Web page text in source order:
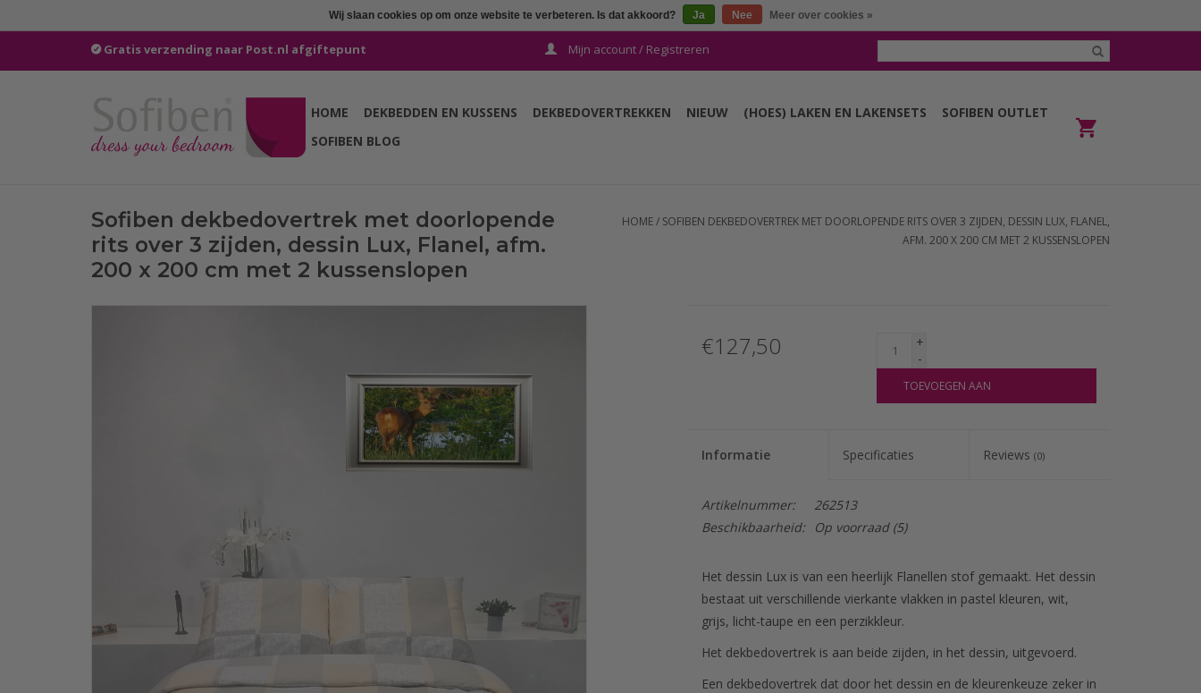
Gratis verzending naar Post.nl afgiftepunt Mijn account / Registreren
HOME DEKBEDDEN EN KUSSENS DEKBEDOVERTREKKEN NIEUW (HOES) LAKEN EN LAKENSETS
SOFIBEN OUTLET
SOFIBEN BLOG
Sofiben dekbedovertrek met doorlopende
rits over 3 zijden, dessin Lux, Flanel, afm.
200 x 200 cm met 2 kussenslopen
HOME/ SOFIBEN DEKBEDOVERTREK MET DOORLOPENDE RITS OVER 3 ZIJDEN, DESSIN LUX, FLANEL,
AFM. 200 X 200 CM MET 2 KUSSENSLOPEN
€127,50
+
-
TOEVOEGEN AAN
Informatie Specificaties Reviews(0)
Artikelnummer:
262513
Beschikbaarheid:
Op voorraad(5)
Het dessin Lux is van een heerlijk Flanellen stof gemaakt. Het dessin
bestaat uit verschillende vierkante vlakken in pastel kleuren, wit,
grijs, licht-taupe en een perzikkleur.
Het dekbedovertrek is aan beide zijden, in het dessin, uitgevoerd.
Een dekbedovertrek dat door het dessin en de kleurenkeuze zeker in
Wij slaan cookies op om onze website te verbeteren. Is dat akkoord? Ja Nee Meer over cookies »